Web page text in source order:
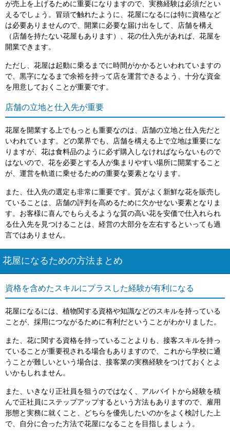
が売上を上げるために重要になりますので、実務経験は必須だとい
えるでしょう。冒頭で触れたように、花屋になるには特に資格など
は必要ありませんので、開業に必要な届け出をして、店舗を構え
（店舗を持たない花屋もあります）、花の仕入先があれば、花屋を
開業できます。
ただし、花屋は起動に乗るまでに時間がかかるといわれていますの
で、黒字になるまで余裕を持って店を運営できるよう、十分な資金
を用意しておくことが重要です。
店舗の立地と仕入先が重要
花屋を開業する上でもっとも重要なのは、店舗の立地と仕入先だと
いわれています。どの業界でも、店舗を構える上で立地は重要にな
りますが、花は食料品のように必ず購入しなければならないもので
はないので、花を必要とする人が集まりやすい場所に開業すること
が、運営を軌道に乗せるための重要な要素となります。
また、仕入先の選定も非常に重要です。質がよく新鮮な花を販売し
ていることは、店舗の評判を高めるために欠かせない要素となりま
す。お客様に喜んでもらえるような質の高い花を安価で仕入れられ
る仕入先を見つけることは、経営の大部分を左右するといっても過
言ではありません。
花屋になるための方法まとめ
資格を含めたスキルにプラスした経験が有利になる
花屋になるには、植物関する資格や知識などのスキルを持っている
ことが、採用につながるために有利だということがわかりました。
また、花に関する資格を持っていることよりも、接客スキルを持っ
ていることが重要視される場合もありますので、これから学校に通
うことが難しいという場合は、接客業の実務経験をつけておくとよ
いかもしれません。
また、いきなり正社員を狙うのではなく、アルバイトから経験を積
んで正社員にステップアップするという方法もありますので、雇用
形態と実務に就くこと、どちらを優先したいのかをよく検討した上
で、自分に合った方法で花屋になることを目指しましょう。